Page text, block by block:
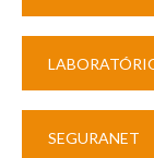
SEGURANET